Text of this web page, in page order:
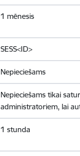
1 mēnesis
SESS<ID>
Nepieciešams
Nepieciešams tikai
administratoriem, lai
1 stunda